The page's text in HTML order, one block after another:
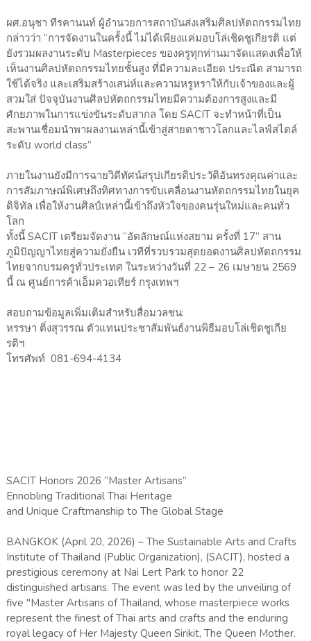
ผศ.อนุชา ทีรคานนท์ ผู้อำนวยการสถาบันส่งเสริมศิลปหัตถกรรมไทย
กล่าวว่า “การจัดงานในครั้งนี้ ไม่ได้เพียงแค่มอบโล่เชิดชูเกียรติ แต่
ยังรวมผลงานระดับ Masterpieces ของครูทุกท่านมาจัดแสดงเพื่อให้
เห็นงานศิลปหัตถกรรมไทยชั้นสูง ที่มีความละเอียด ประณีต สามารถ
ใช้ได้จริง และเสริมสร้างเสน่ห์และความหรูหราให้กับเจ้าของและผู้
สวมใส่ ปัจจุบันงานศิลปหัตถกรรมไทยมีความต้องการสูงและมี
ศักยภาพในการแข่งขันระดับสากล โดย SACIT จะทำหน้าที่เป็น
สะพานเชื่อมนำพาผลงานเหล่านี้เข้าสู่สายตาชาวโลกและไลฟ์สไตล์
ระดับ world class”
ภายในงานยังมีการฉายวิดีทัศน์สรุปเกียรติประวัติอันทรงคุณค่าและ
การสัมภาษณ์พิเศษถึงทิศทางการขับเคลื่อนงานหัตถกรรมไทยในยุค
ดิจิทัล เพื่อให้งานศิลป์เหล่านี้เข้าถึงหัวใจของคนรุ่นใหม่และคนทั่ว
โลก
ทั้งนี้ SACIT เตรียมจัดงาน “อัตลักษณ์แห่งสยาม ครั้งที่ 17” สาน
ภูมิปัญญาไทยสู่ความยั่งยืน เวทีที่รวบรวมสุดยอดงานศิลปหัตถกรรม
ไทยจากบรมครูทั่วประเทศ ในระหว่างวันที่ 22 – 26 เมษายน 2569
นี้ ณ ศูนย์การค้าเอ็มควอเทียร์ กรุงเทพฯ
สอบถามข้อมูลเพิ่มเติมสำหรับสื่อมวลชน:
หรรษา ติ่งสุวรรณ ตัวแทนประชาสัมพันธ์งานพิธีมอบโล่เชิดชูเกีย
รติฯ
โทรศัพท์ 081-694-4134
SACIT Honors 2026 “Master Artisans”
Ennobling Traditional Thai Heritage
and Unique Craftmanship to The Global Stage
BANGKOK (April 20, 2026) – The Sustainable Arts and Crafts
Institute of Thailand (Public Organization), (SACIT), hosted a
prestigious ceremony at Nai Lert Park to honor 22
distinguished artisans. The event was led by the unveiling of
five "Master Artisans of Thailand, whose masterpiece works
represent the finest of Thai arts and crafts and the enduring
royal legacy of Her Majesty Queen Sirikit, The Queen Mother.